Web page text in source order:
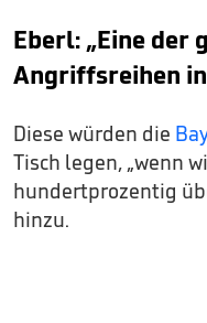
Eberl: „Eine der
Angriffsreihen
Diese würden die
Tisch legen, „wenn
hundertprozentig
hinzu.